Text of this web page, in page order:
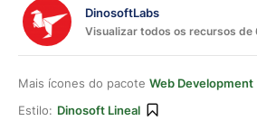
DinosoftLabs
Visualizar todos os recursos de
Mais ícones do pacote Web Development
Estilo: Dinosoft Lineal